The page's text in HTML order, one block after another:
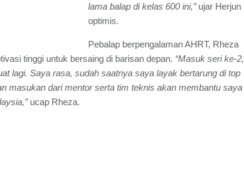
lama balap di kelas 600 ini,”ujar Herjun
optimis.
Pebalap berpengalaman AHRT, Rheza
tinggi untuk bersaing di barisan depan. “Masuk seri ke-2,
lagi. Saya rasa, sudah saatnya saya layak bertarung di top
masukan dari mentor serta tim teknis akan membantu saya
ucap Rheza.